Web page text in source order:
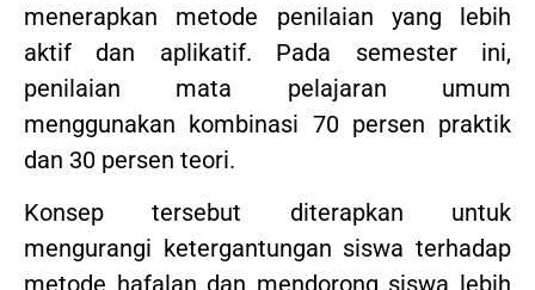
menerapkan metode penilaian yang lebih
aktif dan aplikatif. Pada semester ini,
penilaian mata pelajaran umum
menggunakan kombinasi 70 persen praktik
dan 30 persen teori.
Konsep tersebut diterapkan untuk
mengurangi ketergantungan siswa terhadap
metode hafalan dan mendorong siswa lebih